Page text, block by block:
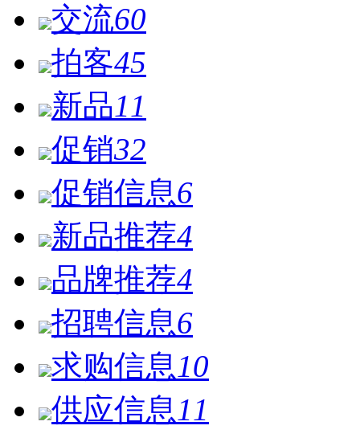
交流60
拍客45
新品11
促销32
促销信息6
新品推荐4
品牌推荐4
招聘信息6
求购信息 10
供应信息 11